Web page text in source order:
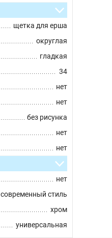
щетка для ерша
округлая
гладкая
34
нет
нет
без рисунка
нет
нет
нет
современный стиль
хром
универсальная